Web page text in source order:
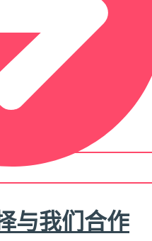
与我们合作